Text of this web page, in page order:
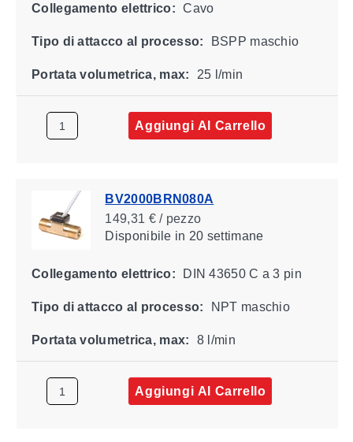
Collegamento elettrico: Cavo
Tipo di attacco al processo: BSPP maschio
Portata volumetrica, max: 25 l/min
Aggiungi Al Carrello
BV2000BRN080A
149,31 € / pezzo
Disponibile in 20 settimane
Collegamento elettrico: DIN 43650 C a 3 pin
Tipo di attacco al processo: NPT maschio
Portata volumetrica, max: 8 l/min
Aggiungi Al Carrello